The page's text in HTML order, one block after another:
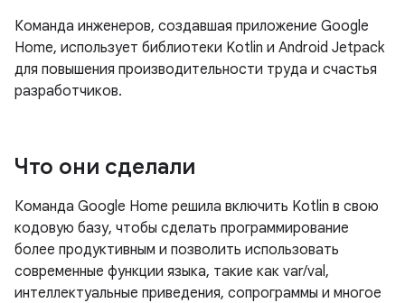
Команда инженеров, создавшая приложение Google
Home, использует библиотеки Kotlin и Android Jetpack
для повышения производительности труда и счастья
разработчиков.
Что они сделали
Команда Google Home решила включить Kotlin в свою
кодовую базу, чтобы сделать программирование
более продуктивным и позволить использовать
современные функции языка, такие как var/val,
интеллектуальные приведения, сопрограммы и многое